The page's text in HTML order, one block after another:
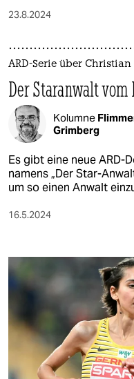
23.8.2024
ARD-Serie über Christian
Der Staranwalt
Kolumne
Grimberg
Es gibt eine neue ARD-
namens „Der Star-
um so einen Anwalt
16.5.2024